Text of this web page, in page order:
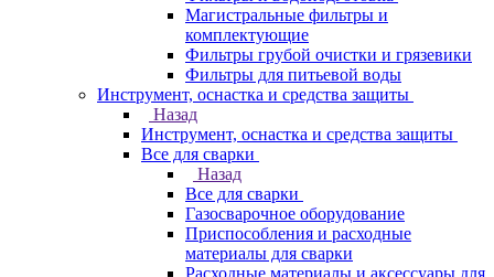
Магистральные фильтры и
комплектующие
Фильтры грубой очистки и грязевики
Фильтры для питьевой воды
Инструмент, оснастка и средства защиты
Назад
Инструмент, оснастка и средства защиты
Все для сварки
Назад
Все для сварки
Газосварочное оборудование
Приспособления и расходные
материалы для сварки
Расходные материалы и аксессуары для